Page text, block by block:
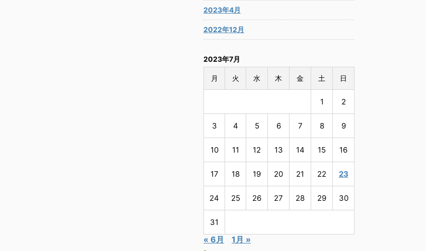
2023年4月
2022年12月
2023年7月
月 火 水 木 金 土 日
1 2
3 4 5 6 7 8 9
10 11 12 13 14 15 16
17 18 19 20 21 22 23
24 25 26 27 28 29 30
31
« 6月 1月 »